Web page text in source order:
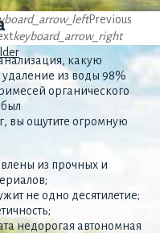
Previous
keyboard_arrow_right
какую
удаление из воды 98%
органического
вы ощутите огромную
из прочных и
не одно десятилетие;
недорогая автономная